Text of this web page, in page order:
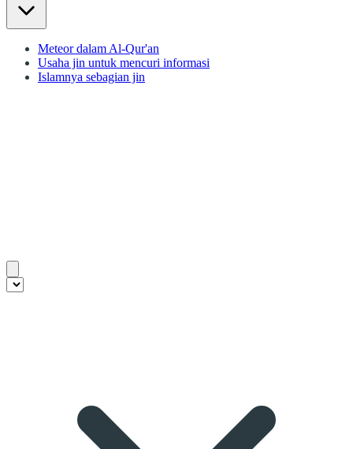
Meteor dalam Al-Qur'an
Usaha jin untuk mencuri informasi
Islamnya sebagian jin